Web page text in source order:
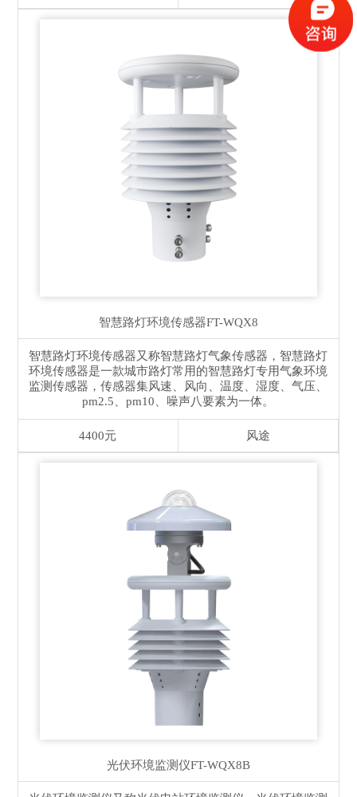
智慧路灯环境传感器FT-WQX8
智慧路灯环境传感器又称智慧路灯气象传感器，智慧路灯
环境传感器是一款城市路灯常用的智慧路灯专用气象环境
监测传感器，传感器集风速、风向、温度、湿度、气压、
pm2.5、pm10、噪声八要素为一体。
4400元 风途
光伏环境监测仪FT-WQX8B